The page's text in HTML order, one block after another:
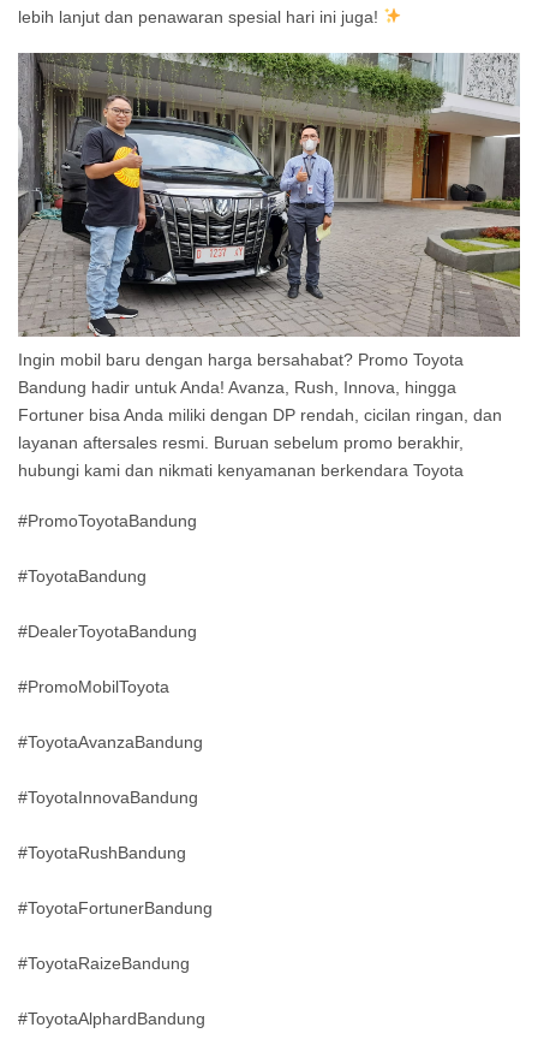
lebih lanjut dan penawaran spesial hari ini juga!
Ingin mobil baru dengan harga bersahabat? Promo Toyota
Bandung hadir untuk Anda! Avanza, Rush, Innova, hingga
Fortuner bisa Anda miliki dengan DP rendah, cicilan ringan, dan
layanan aftersales resmi. Buruan sebelum promo berakhir,
hubungi kami dan nikmati kenyamanan berkendara Toyota
#PromoToyotaBandung
#ToyotaBandung
#DealerToyotaBandung
#PromoMobilToyota
#ToyotaAvanzaBandung
#ToyotaInnovaBandung
#ToyotaRushBandung
#ToyotaFortunerBandung
#ToyotaRaizeBandung
#ToyotaAlphardBandung